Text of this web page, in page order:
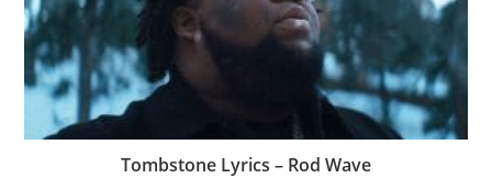
Tombstone Lyrics – Rod Wave